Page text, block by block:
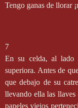
Tengo ganas de llorar
7
En su celda, al
superiora. Antes de
que debajo de su
llevando ella las
papeles viejos